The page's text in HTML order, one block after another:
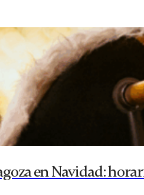
en Navidad: